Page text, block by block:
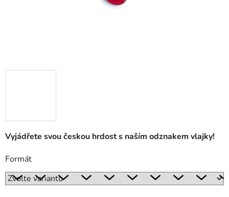
Vyjádřete svou českou hrdost s naším odznakem vlajky!
Formát